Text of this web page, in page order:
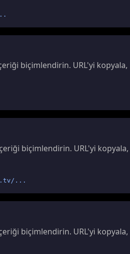
biçimlendirin. URL'yi kopyala,
biçimlendirin. URL'yi kopyala,
...
biçimlendirin. URL'yi kopyala,